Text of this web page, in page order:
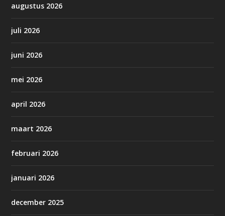
augustus 2026
juli 2026
juni 2026
mei 2026
april 2026
maart 2026
februari 2026
januari 2026
december 2025